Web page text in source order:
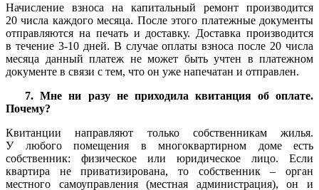
Начисление взноса на капитальный ремонт производится
20 числа каждого месяца. После этого платежные документы
отправляются на печать и доставку. Доставка производится
в течение 3-10 дней. В случае оплаты взноса после 20 числа
месяца данный платеж не может быть учтен в платежном
документе в связи с тем, что он уже напечатан и отправлен.
7. Мне ни разу не приходила квитанция об оплате.
Почему?
Квитанции направляют только собственникам жилья.
У любого помещения в многоквартирном доме есть
собственник: физическое или юридическое лицо. Если
квартира не приватизирована, то собственник – орган
местного самоуправления (местная администрация), он и